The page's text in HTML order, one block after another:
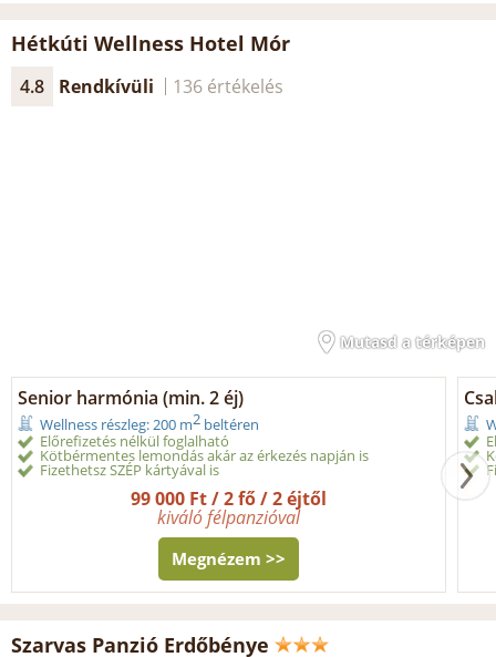
Hétkúti Wellness Hotel Mór
4.8 Rendkívüli 136 értékelés
Mutasd a térképen
Senior harmónia (min. 2 éj)
Wellness részleg: 200 m2 beltéren
Előrefizetés nélkül foglalható
Kötbérmentes lemondás akár az érkezés napján is
Fizethetsz SZÉP kártyával is
99 000 Ft / 2 fő / 2 éjtől
kiváló félpanzióval
Megnézem >>
Szarvas Panzió Erdőbénye